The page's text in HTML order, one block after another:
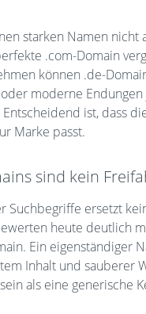
starken Namen nicht
.com-Domain
können .de-
moderne
ist, dass
Marke passt.
sind kein
Suchbegriffe ersetzt
heute deutlich
Ein eigenständiger
Inhalt und sauberer
als eine generische